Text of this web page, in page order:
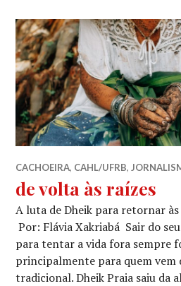
CACHOEIRA, CAHL/UFRB,
de volta às raízes
A luta de Dheik para retornar às
Por: Flávia Xakriabá Sair do
para tentar a vida fora sempre
principalmente para quem vem
tradicional. Dheik Praia saiu da